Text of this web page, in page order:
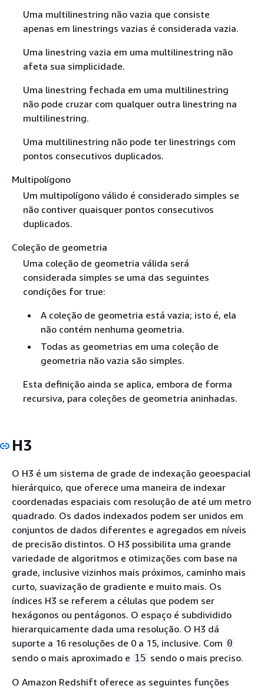
Uma multilinestring não vazia que consiste
apenas em linestrings vazias é considerada vazia.
Uma linestring vazia em uma multilinestring não
afeta sua simplicidade.
Uma linestring fechada em uma multilinestring
não pode cruzar com qualquer outra linestring na
multilinestring.
Uma multilinestring não pode ter linestrings com
pontos consecutivos duplicados.
Multipolígono
Um multipolígono válido é considerado simples se
não contiver quaisquer pontos consecutivos
duplicados.
Coleção de geometria
Uma coleção de geometria válida será
considerada simples se uma das seguintes
condições for true:
A coleção de geometria está vazia; isto é, ela
não contém nenhuma geometria.
Todas as geometrias em uma coleção de
geometria não vazia são simples.
Esta definição ainda se aplica, embora de forma
recursiva, para coleções de geometria aninhadas.
H3
O H3 é um sistema de grade de indexação geoespacial
hierárquico, que oferece uma maneira de indexar
coordenadas espaciais com resolução de até um metro
quadrado. Os dados indexados podem ser unidos em
conjuntos de dados diferentes e agregados em níveis
de precisão distintos. O H3 possibilita uma grande
variedade de algoritmos e otimizações com base na
grade, inclusive vizinhos mais próximos, caminho mais
curto, suavização de gradiente e muito mais. Os
índices H3 se referem a células que podem ser
hexágonos ou pentágonos. O espaço é subdividido
hierarquicamente dada uma resolução. O H3 dá
suporte a 16 resoluções de 0 a 15, inclusive. Com 0
sendo o mais aproximado e 15 sendo o mais preciso.
O Amazon Redshift oferece as seguintes funções